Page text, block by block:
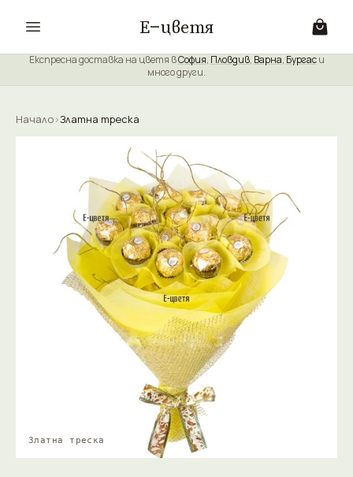
Е цветя
Експресна доставка на цветя вСофия, Пловдив, Варна, Бургаси
много други.
Начало›Златна треска
Златна треска